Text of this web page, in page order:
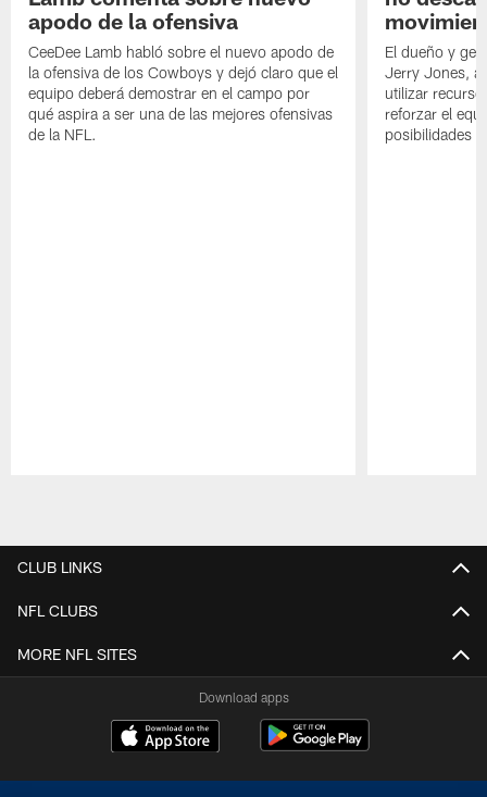
apodo de la ofensiva
CeeDee Lamb habló sobre el nuevo apodo de
la ofensiva de los Cowboys y dejó claro que el
equipo deberá demostrar en el campo por
qué aspira a ser una de las mejores ofensivas
de la NFL.
El dueño y
Jerry Jones,
utilizar
reforzar el
posibilidades
CLUB LINKS
NFL CLUBS
MORE NFL SITES
Download apps